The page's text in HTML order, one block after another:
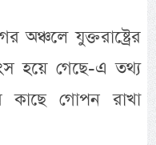
যুক্তরাষ্ট্রের
হয়ে গেছে-এ তথ্য
কাছে গোপন রাখা